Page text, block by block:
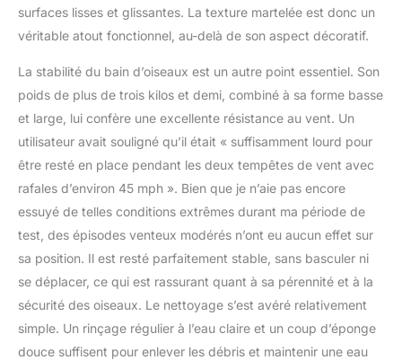
surfaces lisses et glissantes. La texture martelée est donc un
véritable atout fonctionnel, au-delà de son aspect décoratif.
La stabilité du bain d’oiseaux est un autre point essentiel. Son
poids de plus de trois kilos et demi, combiné à sa forme basse
et large, lui confère une excellente résistance au vent. Un
utilisateur avait souligné qu’il était « suffisamment lourd pour
être resté en place pendant les deux tempêtes de vent avec
rafales d’environ 45 mph ». Bien que je n’aie pas encore
essuyé de telles conditions extrêmes durant ma période de
test, des épisodes venteux modérés n’ont eu aucun effet sur
sa position. Il est resté parfaitement stable, sans basculer ni
se déplacer, ce qui est rassurant quant à sa pérennité et à la
sécurité des oiseaux. Le nettoyage s’est avéré relativement
simple. Un rinçage régulier à l’eau claire et un coup d’éponge
douce suffisent pour enlever les débris et maintenir une eau